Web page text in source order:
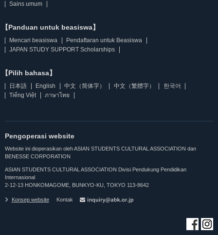
Sains umum
【Panduan untuk beasiswa】
Mencari beasiswa
Pendaftaran untuk Beasiswa
JAPAN STUDY SUPPORT Scholarships
【Pilih bahasa】
日本語 English 中文（简体字） 中文（繁體字）
한국어
Tiếng Việt
ภาษาไทย
Pengoperasi website
Website ini dioperasikan oleh ASIAN STUDENTS CULTURAL ASSOCIATION dan
BENESSE CORPORATION
ASIAN STUDENTS CULTURAL ASSOCIATION Divisi Pendukung Pendidikan
Internasional
2-12-13 HONKOMAGOME, BUNKYO-KU, TOKYO 113-8642
Konsep website Kontak